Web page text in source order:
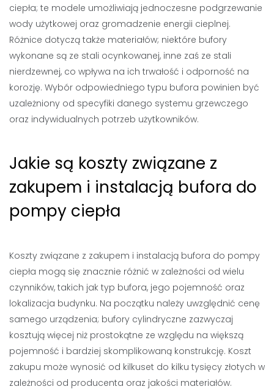
ciepła; te modele umożliwiają jednoczesne podgrzewanie
wody użytkowej oraz gromadzenie energii cieplnej.
Różnice dotyczą także materiałów; niektóre bufory
wykonane są ze stali ocynkowanej, inne zaś ze stali
nierdzewnej, co wpływa na ich trwałość i odporność na
korozję. Wybór odpowiedniego typu bufora powinien być
uzależniony od specyfiki danego systemu grzewczego
oraz indywidualnych potrzeb użytkowników.
Jakie są koszty związane z
zakupem i instalacją bufora do
pompy ciepła
Koszty związane z zakupem i instalacją bufora do pompy
ciepła mogą się znacznie różnić w zależności od wielu
czynników, takich jak typ bufora, jego pojemność oraz
lokalizacja budynku. Na początku należy uwzględnić cenę
samego urządzenia; bufory cylindryczne zazwyczaj
kosztują więcej niż prostokątne ze względu na większą
pojemność i bardziej skomplikowaną konstrukcję. Koszt
zakupu może wynosić od kilkuset do kilku tysięcy złotych w
zależności od producenta oraz jakości materiałów.